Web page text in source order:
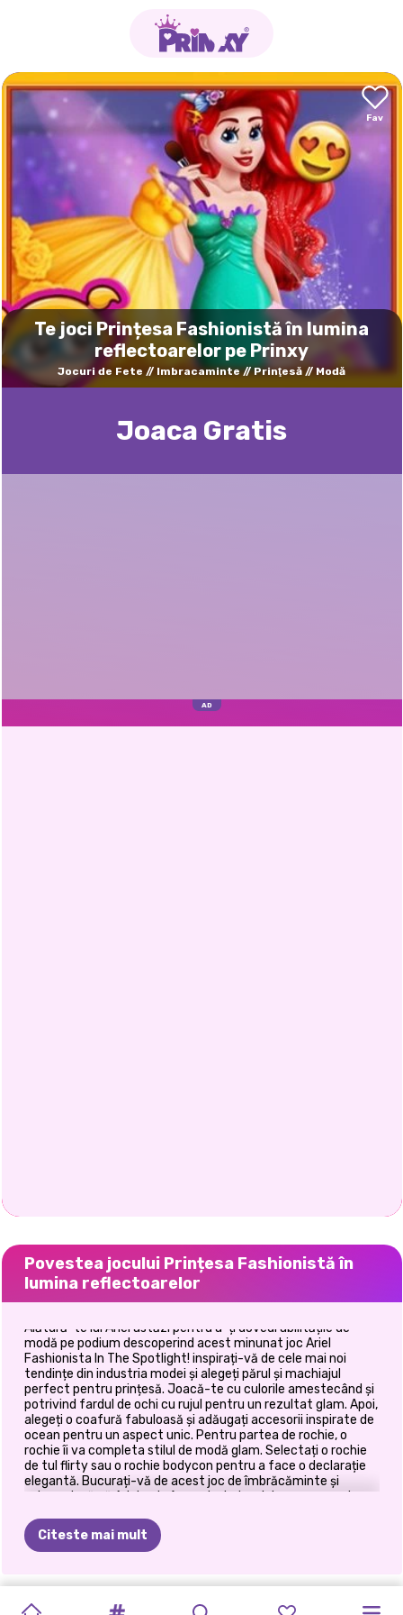
Te joci Prințesa Fashionistă în lumina
reflectoarelor pe Prinxy
Jocuri de Fete Imbracaminte Prinţesă Modă
Joaca Gratis
Povestea jocului Prințesa Fashionistă în
lumina reflectoarelor
Alătură-te lui Ariel astăzi pentru a-ți dovedi abilitățile de
modă pe podium descoperind acest minunat joc Ariel
Fashionista In The Spotlight! inspirați-vă de cele mai noi
tendințe din industria modei și alegeți părul și machiajul
perfect pentru prințesă. Joacă-te cu culorile amestecând și
potrivind fardul de ochi cu rujul pentru un rezultat glam. Apoi,
alegeți o coafură fabuloasă și adăugați accesorii inspirate de
ocean pentru un aspect unic. Pentru partea de rochie, o
rochie îi va completa stilul de modă glam. Selectați o rochie
de tul flirty sau o rochie bodycon pentru a face o declarație
elegantă. Bucurați-vă de acest joc de îmbrăcăminte și
asigurați-vă că Ariel este în centrul atenției cu un aspect
Citeste mai mult
KARDASHIANS
PETRECEREA PRINCESSES
PRINCESSES FETELE BACK